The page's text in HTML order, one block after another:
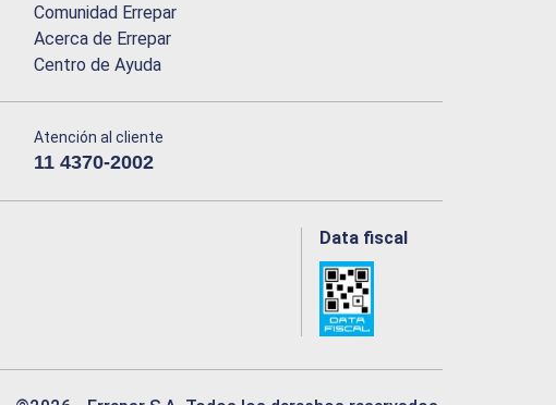
Comunidad Errepar
Acerca de Errepar
Centro de Ayuda
Atención al cliente
11 4370-2002
Data fiscal